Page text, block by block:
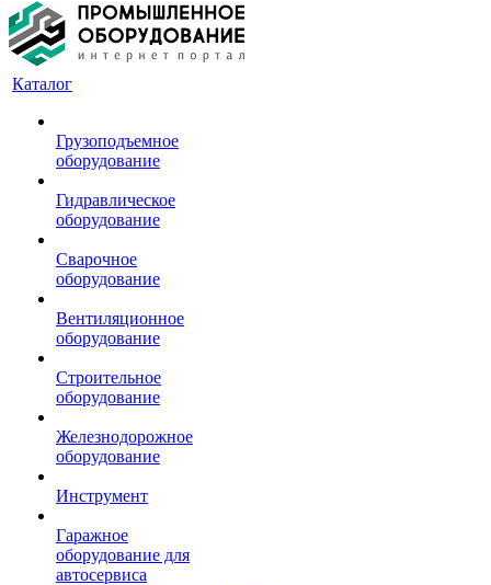
Каталог
Грузоподъемное
оборудование
Гидравлическое
оборудование
Сварочное
оборудование
Вентиляционное
оборудование
Строительное
оборудование
Железнодорожное
оборудование
Инструмент
Гаражное
оборудование для
автосервиса